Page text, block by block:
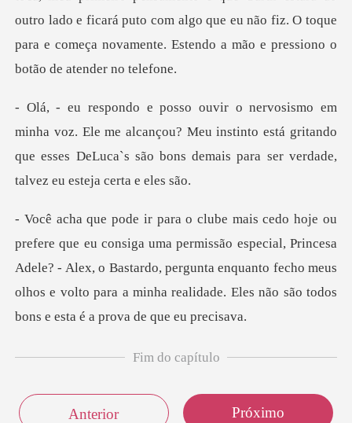
e me alcançou? Meu instinto está gritando
que esses DeLuca`s são
são especial, Princesa
Adele? - Alex, o Bastardo, pergunta enquanto fecho meus
olhos e v
Fim do capítulo
Anterior Próximo